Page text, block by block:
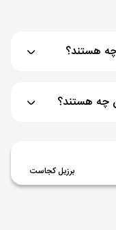
برزیل کجاست